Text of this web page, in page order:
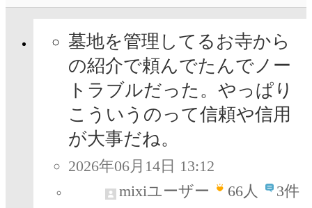
墓地を管理してるお寺から
の紹介で頼んでたんでノー
トラブルだった。やっぱり
こういうのって信頼や信用
が大事だね。
2026年06月14日 13:12
mixiユーザー
66人 3件